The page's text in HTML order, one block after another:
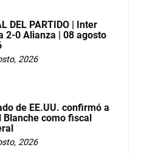
DEL PARTIDO | Inter
2-0 Alianza | 08 agosto
2026
de EE.UU. confirmó a
Blanche como fiscal
2026